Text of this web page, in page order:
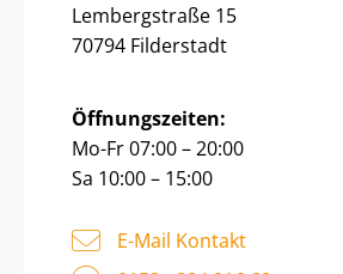
Lembergstraße 15
70794 Filderstadt
Öffnungszeiten:
Mo-Fr 07:00 – 20:00
Sa 10:00 – 15:00
E-Mail Kontakt